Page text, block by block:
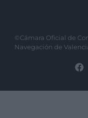
©Cámara Oficial de
Navegación de